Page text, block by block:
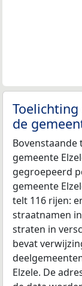
de
Bovenstaande
gemeente
gegroepeerd
gemeente
telt 116 rijen:
straatnamen
straten in
bevat
Elzele. De